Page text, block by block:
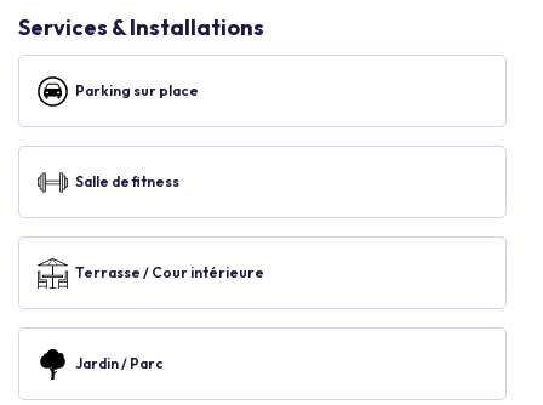
Services & Installations
Parking sur place
Salle de fitness
Terrasse / Cour intérieure
Jardin / Parc